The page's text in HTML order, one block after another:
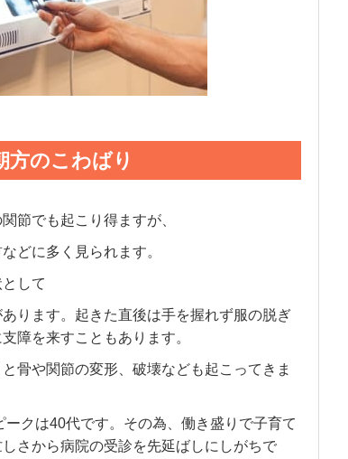
方のこわばり
節でも起こり得ますが、
どに多く見られます。
して
ります。起きた直後は手を握れず服の脱ぎ
障を来すこともあります。
骨や関節の変形、破壊なども起こってきま
ークは40代です。その為、働き盛りで子育て
さから病院の受診を先延ばしにしがちで